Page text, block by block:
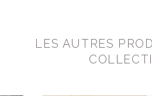
LES AUTRES